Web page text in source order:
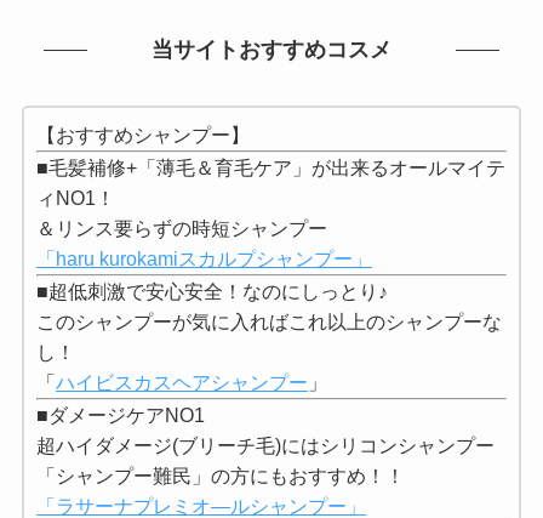
当サイトおすすめコスメ
【おすすめシャンプー】
■毛髪補修+「薄毛＆育毛ケア」が出来るオールマイテ
ィNO1！
＆リンス要らずの時短シャンプー
「haru kurokamiスカルプシャンプー」
■超低刺激で安心安全！なのにしっとり♪
このシャンプーが気に入ればこれ以上のシャンプーな
し！
「ハイビスカスヘアシャンプー 」
■ダメージケアNO1
超ハイダメージ(ブリーチ毛)にはシリコンシャンプー
「シャンプー難民」の方にもおすすめ！！
「ラサーナプレミオ―ルシャンプー」